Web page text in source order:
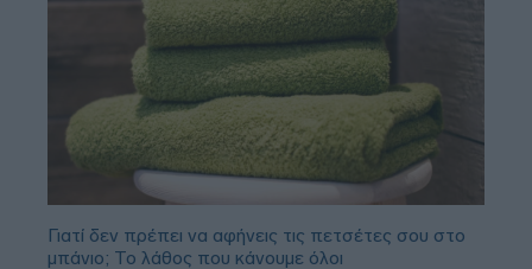
Γιατί δεν πρέπει να αφήνεις τις πετσέτες σου στο
μπάνιο; Το λάθος που κάνουμε όλοι